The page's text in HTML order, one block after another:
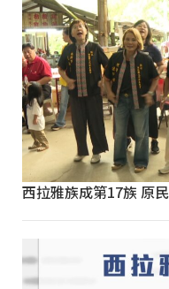
西拉雅族成第17族 原